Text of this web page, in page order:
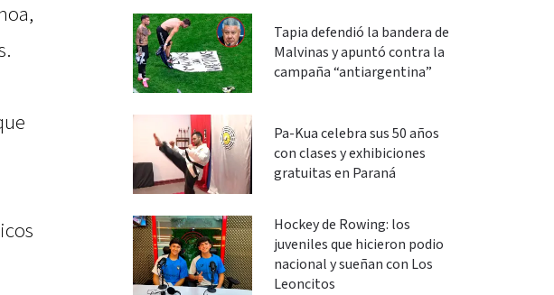
Tapia defendió la bandera de
Malvinas y apuntó contra la
campaña “antiargentina”
Pa-Kua celebra sus 50 años
con clases y exhibiciones
gratuitas en Paraná
Hockey de Rowing: los
juveniles que hicieron podio
nacional y sueñan con Los
Leoncitos